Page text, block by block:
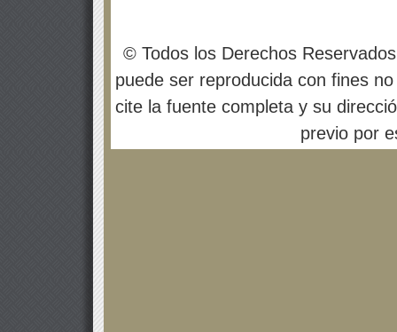
© Todos los Derechos
puede ser reproducida con fines
cite la fuente completa y su
previo por